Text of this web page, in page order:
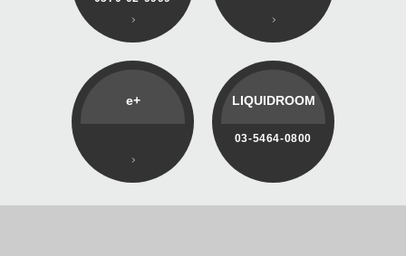
e+ LIQUIDROOM
03-5464-0800